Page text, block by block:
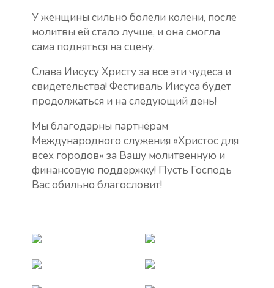
У женщины сильно болели колени, после
молитвы ей стало лучше, и она смогла
сама подняться на сцену.
Слава Иисусу Христу за все эти чудеса и
свидетельства! Фестиваль Иисуса будет
продолжаться и на следующий день!
Мы благодарны партнёрам
Международного служения «Христос для
всех городов» за Вашу молитвенную и
финансовую поддержку! Пусть Господь
Вас обильно благословит!
13
18